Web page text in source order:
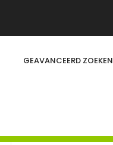
GEAVANCEERD ZOEKEN